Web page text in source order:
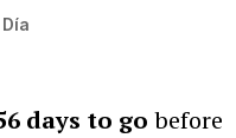
days to go before